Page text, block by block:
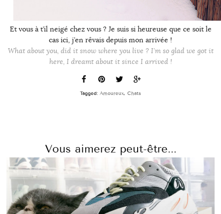
Et vous à t’il neigé chez vous ? Je suis si heureuse que ce soit le
cas ici, j’en rêvais depuis mon arrivée !
What about you, did it snow where you live ? I’m so glad we got it
here, I dreamt about it since I arrived !
Tagged: Amoureux, Chats
Vous aimerez peut-être...